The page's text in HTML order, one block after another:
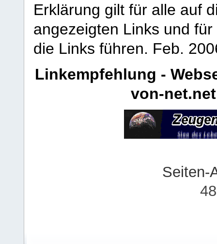
Erklärung gilt für alle auf
angezeigten Links und
die Links führen. Feb.
Linkempfehlung -
von-net.net
Seiten-